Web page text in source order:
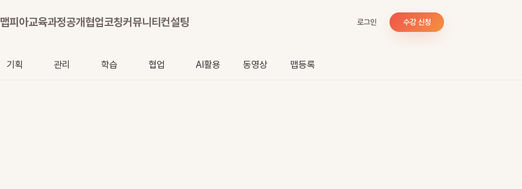
맵피아교육과정공개협업코칭커뮤니티컨설팅 로그인 수강 신청
기획 관리 학습 협업 AI활용 동영상 맵등록